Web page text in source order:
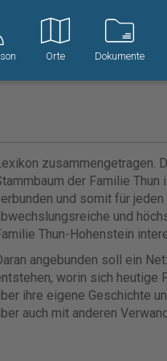
zusammengetragen.
der Familie
und somit für
und
Thun-Hohenstein
angebunden soll ein
worin sich heutige
ihre eigene Geschichte
auch mit anderen
Orte Dokumente